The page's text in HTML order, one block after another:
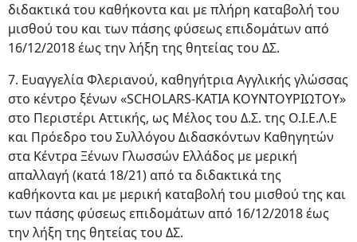
διδακτικά του καθήκοντα και με πλήρη καταβολή του
μισθού του και των πάσης φύσεως επιδομάτων από
16/12/2018 έως την λήξη της θητείας του ΔΣ.
7. Ευαγγελία Φλεριανού, καθηγήτρια Αγγλικής γλώσσας
στο κέντρο ξένων «SCHOLARS-ΚΑΤΙΑ ΚΟΥΝΤΟΥΡΙΩΤΟΥ»
στο Περιστέρι Αττικής, ως Μέλος του Δ.Σ. της Ο.Ι.Ε.Λ.Ε
και Πρόεδρο του Συλλόγου Διδασκόντων Καθηγητών
στα Κέντρα Ξένων Γλωσσών Ελλάδος με μερική
απαλλαγή (κατά 18/21) από τα διδακτικά της
καθήκοντα και με μερική καταβολή του μισθού της και
των πάσης φύσεως επιδομάτων από 16/12/2018 έως
την λήξη της θητείας του ΔΣ.